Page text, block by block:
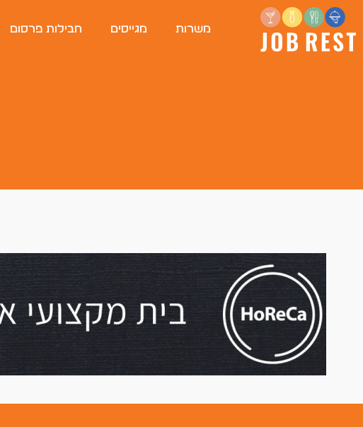
משרות מגייסים חבילות פרסום